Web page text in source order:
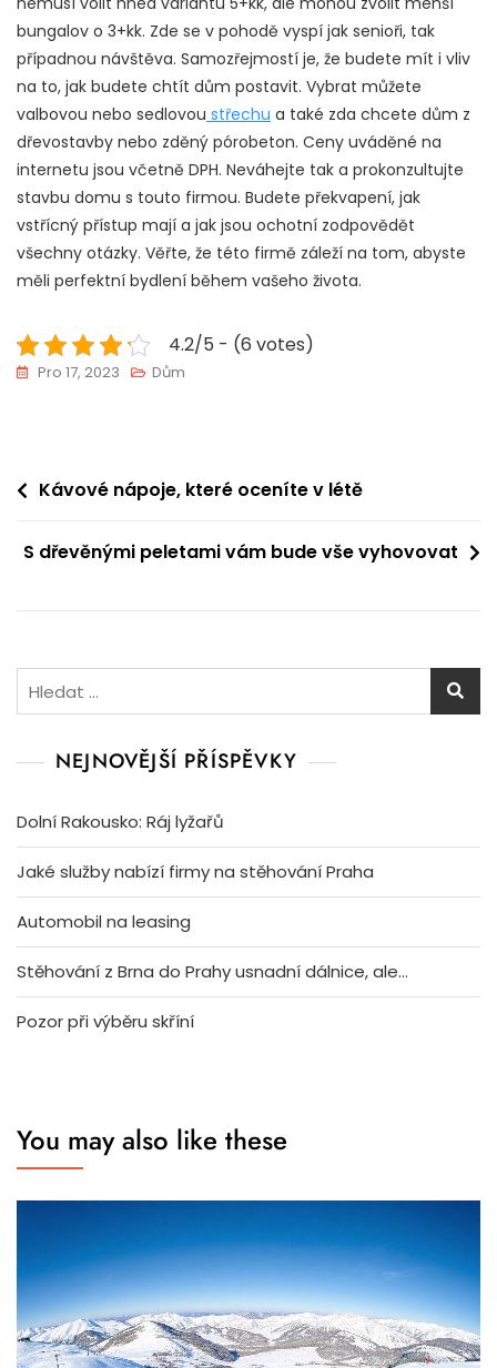
bungalov o 3+kk. Zde se v pohodě vyspí jak senioři, tak
případnou návštěva. Samozřejmostí je, že budete mít i vliv
na to, jak budete chtít dům postavit. Vybrat můžete
valbovou nebo sedlovou střechu a také zda chcete dům z
dřevostavby nebo zděný pórobeton. Ceny uváděné na
internetu jsou včetně DPH. Neváhejte tak a prokonzultujte
stavbu domu s touto firmou. Budete překvapení, jak
vstřícný přístup mají a jak jsou ochotní zodpovědět
všechny otázky. Věřte, že této firmě záleží na tom, abyste
měli perfektní bydlení během vašeho života.
4.2/5 - (6 votes)
Pro 17, 2023 Dům
Navigace
příspěvek
Kávové nápoje, které oceníte v létě
S dřevěnými peletami vám bude vše vyhovovat
NEJNOVĚJŠÍ PŘÍSPĚVKY
Dolní Rakousko: Ráj lyžařů
Jaké služby nabízí firmy na stěhování Praha
Automobil na leasing
Stěhování z Brna do Prahy usnadní dálnice, ale…
Pozor při výběru skříní
You may also like these